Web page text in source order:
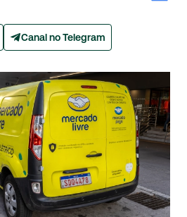
Canal no Telegram